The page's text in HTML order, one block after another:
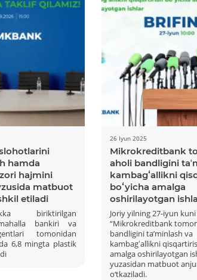
hamda
hajmini
matbuot
etiladi
biriktirilgan
bankiri va
tomonidan
6,8 mingta plastik
26 Iyun 2025
Mikrokreditbank
aholi bandligini
kambagʻallikni
boʻyicha amalga
oshirilayotgan
Joriy yilning 27-iyun kuni
“Mikrokreditbank
bandligini taʼminlash va
kambagʻallikni
amalga oshirilayotgan
yuzasidan matbuot
o‘tkaziladi.